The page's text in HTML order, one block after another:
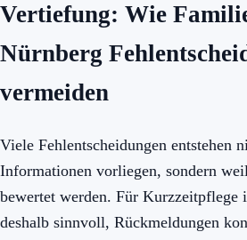
Vertiefung: Wie
Nürnberg
vermeiden
Viele Fehlentscheidungen entstehen
Informationen vorliegen, sondern
bewertet werden. Für Kurzzeitpflege
deshalb sinnvoll, Rückmeldungen